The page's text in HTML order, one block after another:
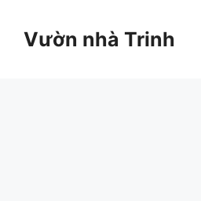
Vườn nhà Trinh